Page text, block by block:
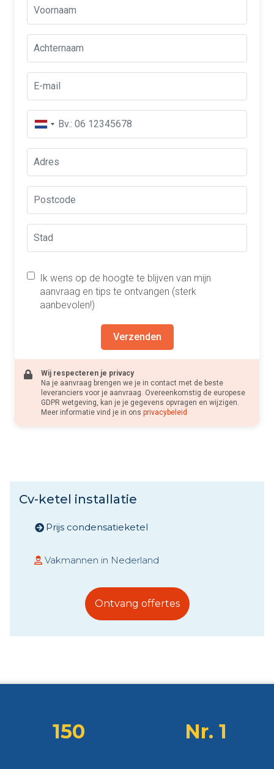
Ik wens op de hoogte te blijven van mijn
aanvraag en tips te ontvangen (sterk
aanbevolen!)
Verzenden
Wij respecteren je privacy
Na je aanvraag brengen we je in contact met de beste
leveranciers voor je aanvraag. Overeenkomstig de europese
GDPR wetgeving, kan je je gegevens opvragen en wijzigen.
Meer informatie vind je in ons privacybeleid
Cv-ketel installatie
Prijs condensatieketel
Vakmannen in Nederland
Ontvang offertes
150 Nr. 1